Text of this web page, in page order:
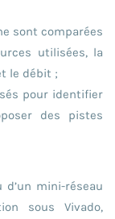
sont comparées
utilisées, la
le débit ;
pour identifier
des pistes
d’un mini-réseau
sous Vivado,